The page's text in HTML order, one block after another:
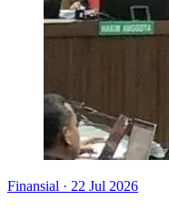
Finansial · 22 Jul 2026